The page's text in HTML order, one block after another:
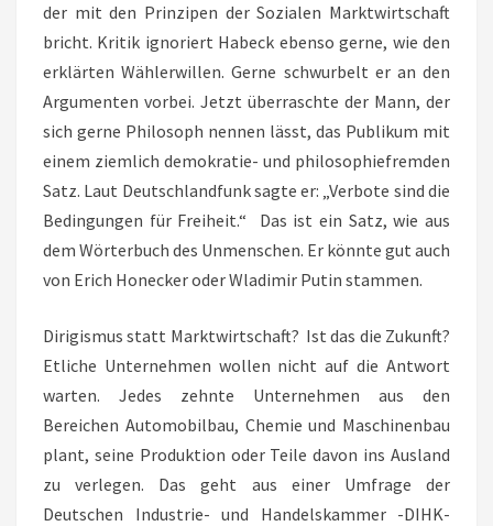
der mit den Prinzipen der Sozialen Marktwirtschaft
bricht. Kritik ignoriert Habeck ebenso gerne, wie den
erklärten Wählerwillen. Gerne schwurbelt er an den
Argumenten vorbei. Jetzt überraschte der Mann, der
sich gerne Philosoph nennen lässt, das Publikum mit
einem ziemlich demokratie- und philosophiefremden
Satz. Laut Deutschlandfunk sagte er: „Verbote sind die
Bedingungen für Freiheit.“ Das ist ein Satz, wie aus
dem Wörterbuch des Unmenschen. Er könnte gut auch
von Erich Honecker oder Wladimir Putin stammen.
Dirigismus statt Marktwirtschaft? Ist das die Zukunft?
Etliche Unternehmen wollen nicht auf die Antwort
warten. Jedes zehnte Unternehmen aus den
Bereichen Automobilbau, Chemie und Maschinenbau
plant, seine Produktion oder Teile davon ins Ausland
zu verlegen. Das geht aus einer Umfrage der
Deutschen Industrie- und Handelskammer -DIHK-